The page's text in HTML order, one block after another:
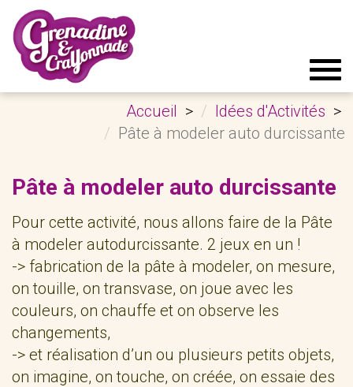
Accueil
Idées d'Activités
Pâte à modeler auto durcissante
Pâte à modeler auto durcissante
Pour cette activité, nous allons faire de la Pâte
à modeler autodurcissante. 2 jeux en un !
-> fabrication de la pâte à modeler, on mesure,
on touille, on transvase, on joue avec les
couleurs, on chauffe et on observe les
changements,
-> et réalisation d’un ou plusieurs petits objets,
on imagine, on touche, on créée, on essaie des